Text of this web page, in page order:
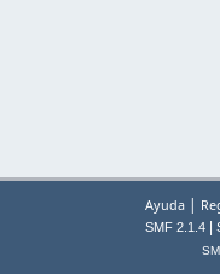
Ayuda |
SMF 2.1.4